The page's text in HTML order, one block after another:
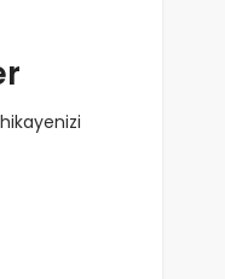
hikayenizi